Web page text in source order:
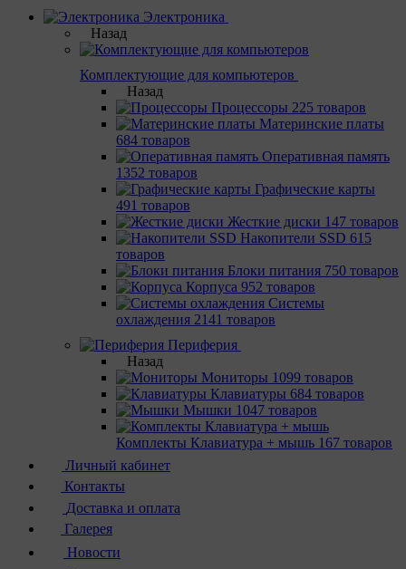
Электроника
Назад
Комплектующие для компьютеров
Назад
Процессоры 225 товаров
Материнcкие платы
684 товаров
Оперативная память
1352 товаров
Графические карты
491 товаров
Жесткие диски 147 товаров
Накопители SSD 615
товаров
Блоки питания 750 товаров
Корпуса 952 товаров
Системы
охлаждения 2141 товаров
Периферия
Назад
Мониторы 1099 товаров
Клавиатуры 684 товаров
Мышки 1047 товаров
Комплекты Клавиатура + мышь 167 товаров
Личный кабинет
Контакты
Доставка и оплата
Галерея
Новости